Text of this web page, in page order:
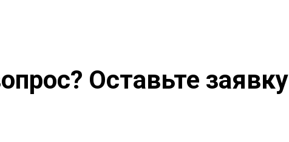
Оставьте заявку